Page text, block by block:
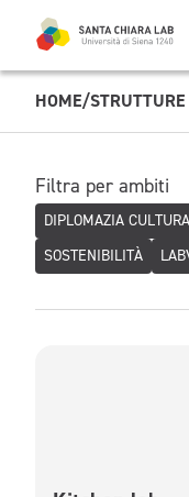
HOME/STRUTTURE
Filtra per ambiti
DIPLOMAZIA
SOSTENIBILITÀ